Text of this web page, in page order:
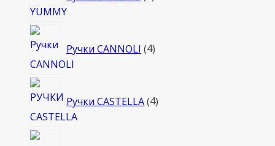
Ручки CANNOLI 4товара
Ручки CASTELLA 4товара